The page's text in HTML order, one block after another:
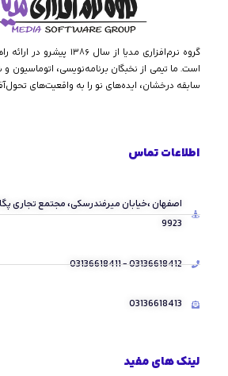
گروه نرم‌افزاری مدیا از سال
سابقه درخشان، ایده‌های نو را به واقعیت‌های
اطلاعات تماس
اصفهان ،خیابان میرفندرسکی، مجتمع تجاری
9923
03136618412 - 03136618411
03136618413
لینک های مفید